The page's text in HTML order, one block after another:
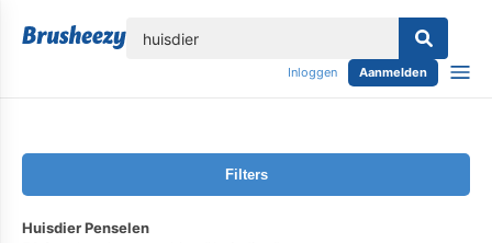
Inloggen Aanmelden
Filters
Huisdier Penselen